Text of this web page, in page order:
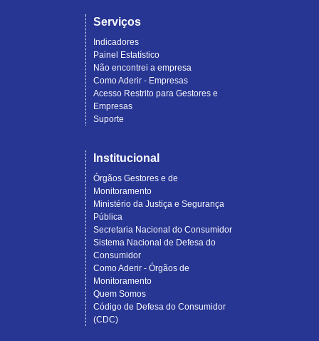
Serviços
Indicadores
Painel Estatístico
Não encontrei a empresa
Como Aderir - Empresas
Acesso Restrito para Gestores e
Empresas
Suporte
Institucional
Órgãos Gestores e de
Monitoramento
Ministério da Justiça e Segurança
Pública
Secretaria Nacional do Consumidor
Sistema Nacional de Defesa do
Consumidor
Como Aderir - Órgãos de
Monitoramento
Quem Somos
Código de Defesa do Consumidor
(CDC)